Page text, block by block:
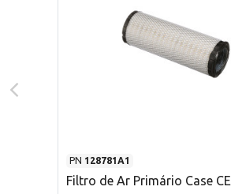
PN 128781A1
Filtro de Ar Primário Case CE